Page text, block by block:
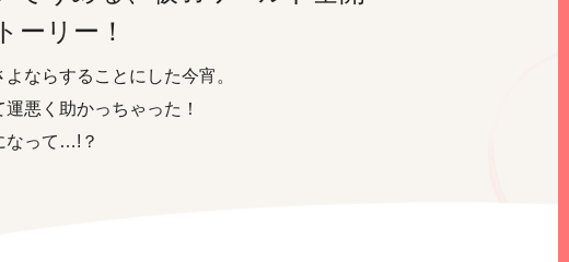
ーリー！
ならすることにした今宵。
悪く助かっちゃった！
なって…!？